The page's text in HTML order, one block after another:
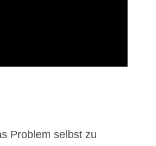
Problem selbst zu